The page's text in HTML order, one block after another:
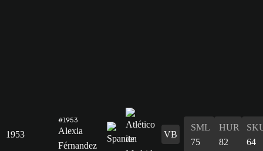
1953
#1953
Alexia
Férnandez
VB
SML
75
HUR
82
64